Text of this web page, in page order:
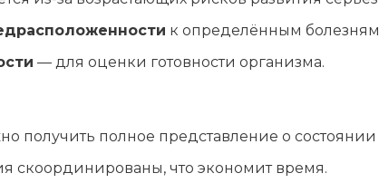
к определённым
— для оценки готовности организма.
получить полное представление о состоянии
скоординированы, что экономит время.